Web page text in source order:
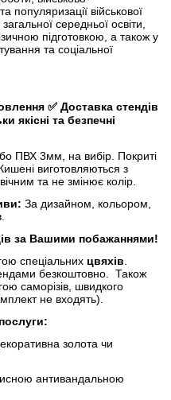
популяризації військової
середньої освіти,
підготовкою, а також у
та соціальної
✅ Доставка стендів
якісні та безпечні
ПВХ 3мм, на вибір. Покриті
виготовляються з
та не змінює колір.
За дизайном, кольором,
за Вашими побажаннями!
спеціальних цвяхів.
безкоштовно. Також
саморізів, швидкого
не входять).
золота чи
антивандальною